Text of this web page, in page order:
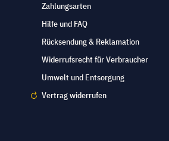
Zahlungsarten
Hilfe und FAQ
Rücksendung & Reklamation
Widerrufsrecht für Verbraucher
Umwelt und Entsorgung
Vertrag widerrufen